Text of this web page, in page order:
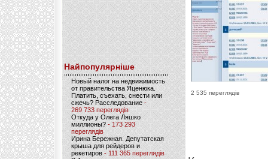
Найпопулярніше
Новый налог на недвижимость
от правительства Яценюка.
Платить, съехать, снести или
сжечь? Расследование-
269 733 переглядів
Откуда у Олега Ляшко
миллионы? - 173 293
переглядів
Ирина Бережная. Депутатская
крыша для рейдеров и
рекетиров - 111 365 переглядів
2 535 переглядів